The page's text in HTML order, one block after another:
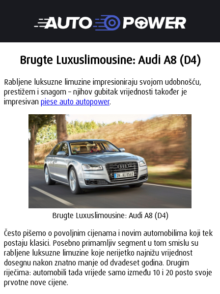
Brugte Luxuslimousine: Audi A8 (D4)
Rabljene luksuzne limuzine impresioniraju svojom udobnošću,
prestižem i snagom – njihov gubitak vrijednosti također je
impresivan piese auto autopower.
Brugte Luxuslimousine: Audi A8 (D4)
Često pišemo o povoljnim cijenama i novim automobilima koji tek
postaju klasici. Posebno primamljiv segment u tom smislu su
rabljene luksuzne limuzine koje nerijetko najnižu vrijednost
dosegnu nakon znatno manje od dvadeset godina. Drugim
riječima: automobili tada vrijede samo između 10 i 20 posto svoje
prvotne nove cijene.